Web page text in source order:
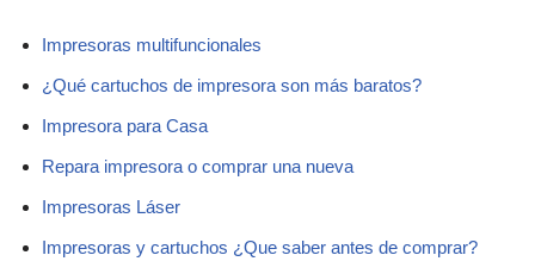
Impresoras multifuncionales
¿Qué cartuchos de impresora son más baratos?
Impresora para Casa
Repara impresora o comprar una nueva
Impresoras Láser
Impresoras y cartuchos ¿Que saber antes de comprar?